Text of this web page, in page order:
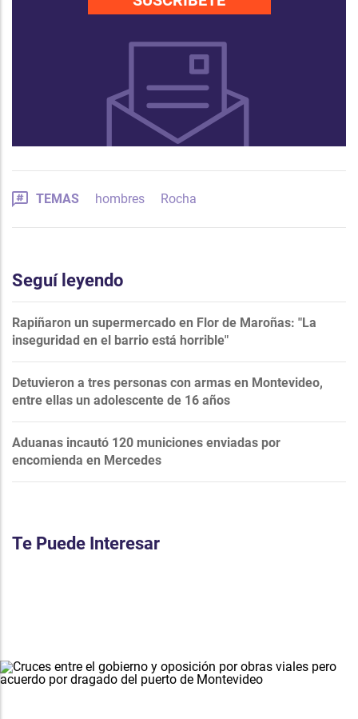
TEMAS hombres Rocha
Seguí leyendo
Rapiñaron un supermercado en Flor de Maroñas: "La
inseguridad en el barrio está horrible"
Detuvieron a tres personas con armas en Montevideo,
entre ellas un adolescente de 16 años
Aduanas incautó 120 municiones enviadas por
encomienda en Mercedes
Te Puede Interesar